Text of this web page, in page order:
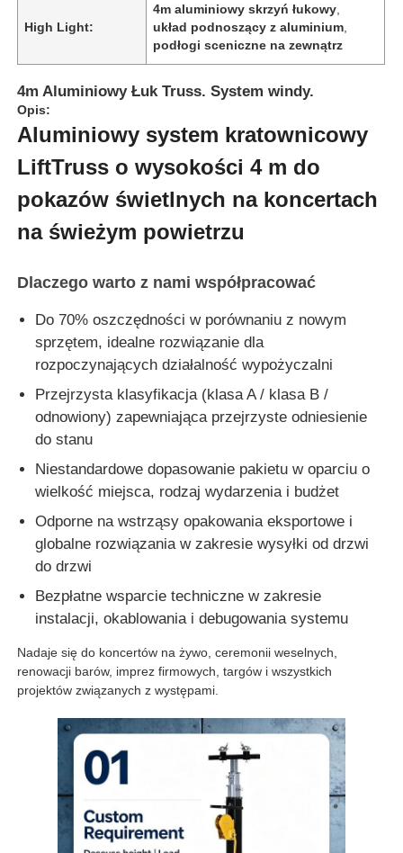
Dom
Produkty
High Light:
4m aluminiowy skrzyń łukowy
układ podnoszący z aluminium
podłogi sceniczne na zewnątrz
4m Aluminiowy Łuk Truss. System windy.
Opis:
Aluminiowy system kratownicowy
LiftTruss o wysokości 4 m do
pokazów świetlnych na koncertach
na świeżym powietrzu
Dlaczego warto z nami współpracować
Do 70% oszczędności w porównaniu z nowym
sprzętem, idealne rozwiązanie dla
rozpoczynających działalność wypożyczalni
Przejrzysta klasyfikacja (klasa A / klasa B /
odnowiony) zapewniająca przejrzyste odniesienie
do stanu
Niestandardowe dopasowanie pakietu w oparciu o
wielkość miejsca, rodzaj wydarzenia i budżet
Odporne na wstrząsy opakowania eksportowe i
globalne rozwiązania w zakresie wysyłki od drzwi
do drzwi
Bezpłatne wsparcie techniczne w zakresie
instalacji, okablowania i debugowania systemu
Nadaje się do koncertów na żywo, ceremonii weselnych,
renowacji barów, imprez firmowych, targów i wszystkich
projektów związanych z występami.